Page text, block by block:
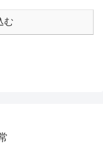
む